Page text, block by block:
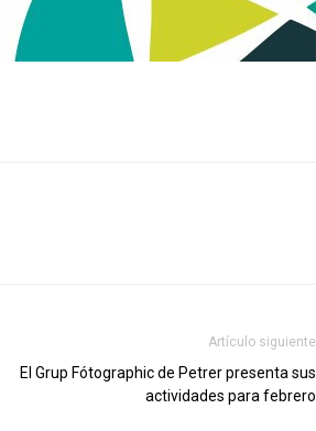
Artículo siguiente
El Grup Fótographic de Petrer presenta sus
actividades para febrero